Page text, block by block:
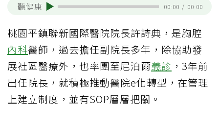
聽健康 00:00 / 00:00
桃園平鎮聯新國際醫院院長許詩典，是胸腔
內科醫師，過去擔任副院長多年，除協助發
展社區醫療外，也率團至尼泊爾義診 ，3年前
出任院長，就積極推動醫院e化轉型，在管理
上建立制度，並有SOP層層把關。